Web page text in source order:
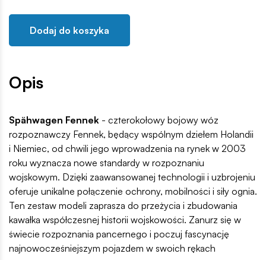
Dodaj do koszyka
Opis
Spähwagen Fennek - czterokołowy bojowy wóz
rozpoznawczy Fennek, będący wspólnym dziełem Holandii
i Niemiec, od chwili jego wprowadzenia na rynek w 2003
roku wyznacza nowe standardy w rozpoznaniu
wojskowym. Dzięki zaawansowanej technologii i uzbrojeniu
oferuje unikalne połączenie ochrony, mobilności i siły ognia.
Ten zestaw modeli zaprasza do przeżycia i zbudowania
kawałka współczesnej historii wojskowości. Zanurz się w
świecie rozpoznania pancernego i poczuj fascynację
najnowocześniejszym pojazdem w swoich rękach